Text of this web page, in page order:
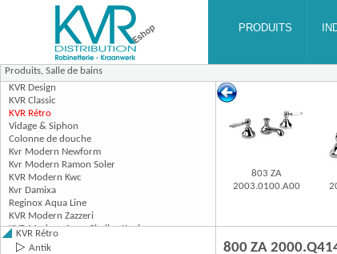
Produits, Salle de bains
803 ZA
2003.0100.A00